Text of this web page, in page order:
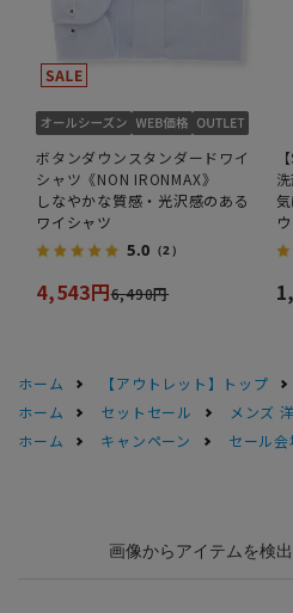
ボタンダウンスタンダードワイ
シャツ《NON IRONMAX》
しなやかな質感・光沢感のある
ワイシャツ
5.0 （2）
4,543円6,490円
ホーム 【アウトレット】トップ
ホーム
セットセール
メンズ
ホーム
キャンペーン セール会